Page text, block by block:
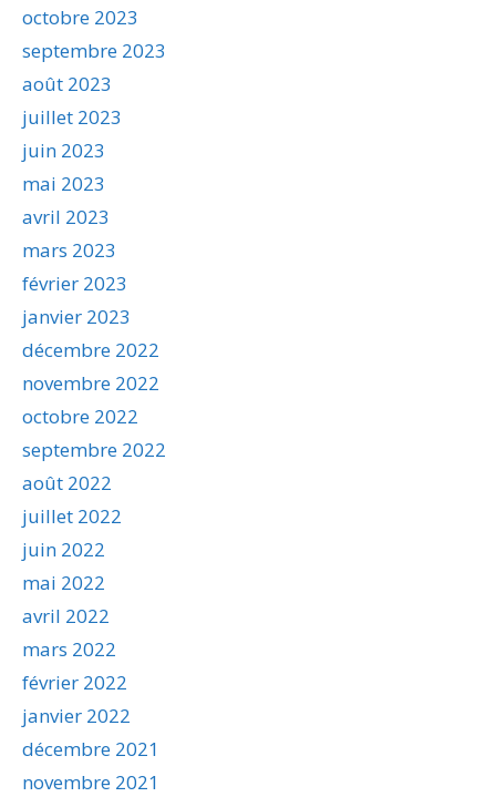
octobre 2023
septembre 2023
août 2023
juillet 2023
juin 2023
mai 2023
avril 2023
mars 2023
février 2023
janvier 2023
décembre 2022
novembre 2022
octobre 2022
septembre 2022
août 2022
juillet 2022
juin 2022
mai 2022
avril 2022
mars 2022
février 2022
janvier 2022
décembre 2021
novembre 2021